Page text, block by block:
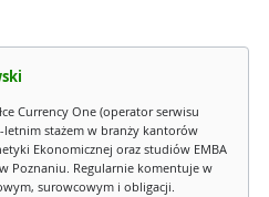
Currency One (operator serwisu
stażem w branży kantorów
Ekonomicznej oraz studiów EMBA
Poznaniu. Regularnie komentuje w
surowcowym i obligacji.